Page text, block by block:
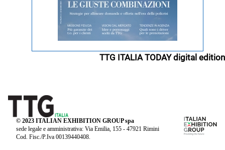
TTG ITALIA TODAY digital edition
© 2023 ITALIAN EXHIBITION GROUP spa
sede legale e amministrativa: Via Emilia, 155 - 47921 Rimini
Cod. Fisc./P.Iva 00139440408.